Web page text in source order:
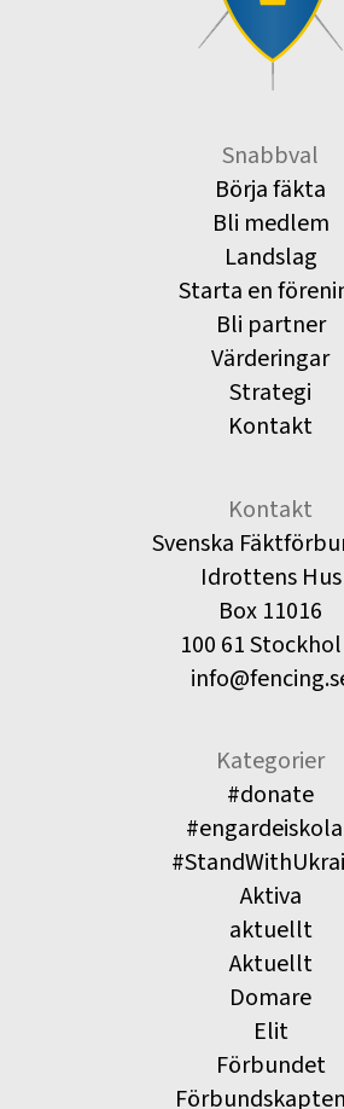
Snabbval
Börja fäkta
Bli medlem
Landslag
Starta en
Bli partner
Värderingar
Strategi
Kontakt
Kontakt
Svenska
Idrottens Hus
Box 11016
100 61
Kategorier
#donate
Aktiva
aktuellt
Aktuellt
Domare
Elit
Förbundet